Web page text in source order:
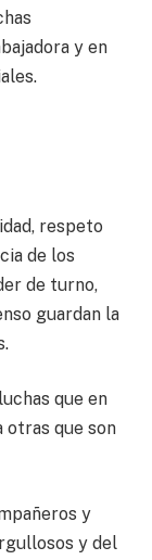
y en
respeto
de los
de turno,
guardan la
que en
otras que son
y
y del